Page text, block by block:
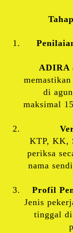
ADIRA
di
maksimal
KTP, KK,
periksa
nama
Profil
Jenis
tinggal